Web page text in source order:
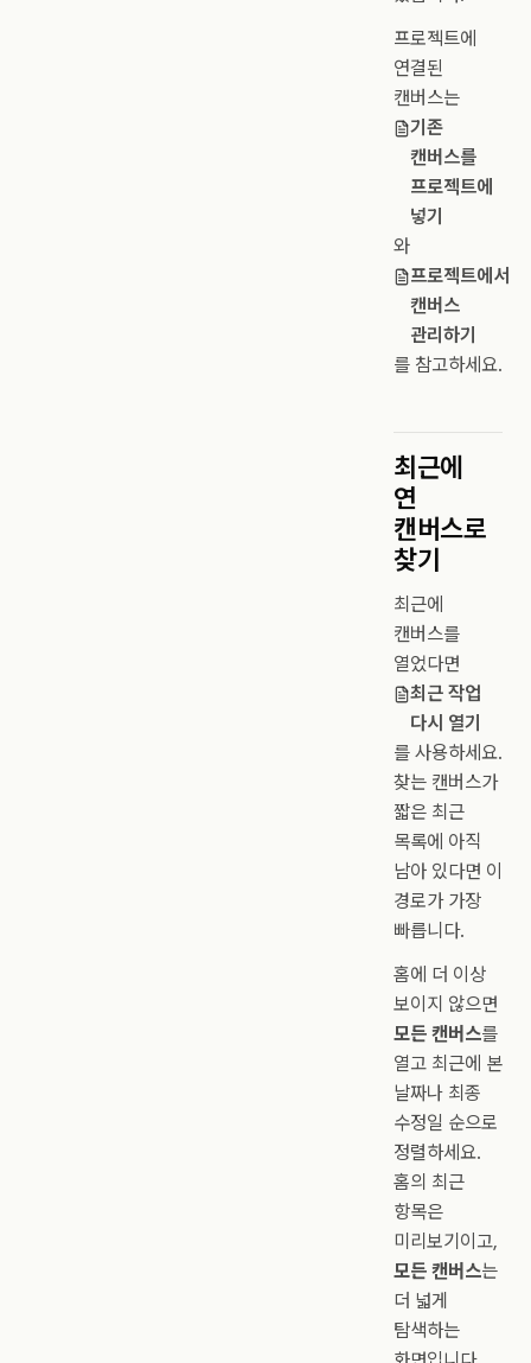
프로젝트에
연결된
캔버스는
기존
캔버스를
프로젝트에
넣기
와
프로젝트에서
캔버스
관리하기
를 참고하세요.
최근에
연
캔버스로
찾기
최근에
캔버스를
열었다면
최근 작업
다시 열기
를 사용하세요.
찾는 캔버스가
짧은 최근
목록에 아직
남아 있다면 이
경로가 가장
빠릅니다.
홈에 더 이상
보이지 않으면
모든 캔버스를
열고 최근에 본
날짜나 최종
수정일 순으로
정렬하세요.
홈의 최근
항목은
미리보기이고,
모든 캔버스는
더 넓게
탐색하는